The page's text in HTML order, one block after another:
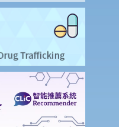
益並保護到該公司的資產？
盤人？為避免支付委任律師
（如破產管理署署長）能否
債務，我們可如何將公司結